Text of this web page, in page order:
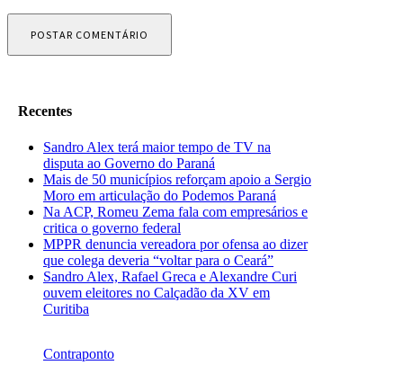
Recentes
Sandro Alex terá maior tempo de TV na
disputa ao Governo do Paraná
Mais de 50 municípios reforçam apoio a Sergio
Moro em articulação do Podemos Paraná
Na ACP, Romeu Zema fala com empresários e
critica o governo federal
MPPR denuncia vereadora por ofensa ao dizer
que colega deveria “voltar para o Ceará”
Sandro Alex, Rafael Greca e Alexandre Curi
ouvem eleitores no Calçadão da XV em
Curitiba
Contraponto